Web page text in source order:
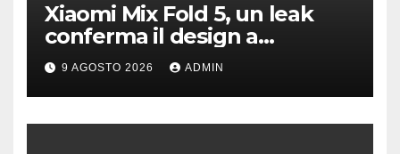
Xiaomi Mix Fold 5, un leak
conferma il design a
passaporto e HyperOS 4
9 AGOSTO 2026 ADMIN